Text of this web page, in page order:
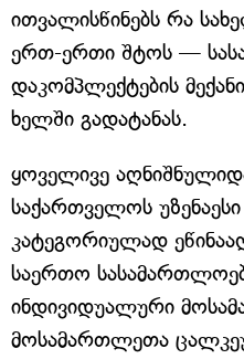
ითვალისწინებს რა
ერთ-ერთი შტოს —
დაკომპლექტების
ხელში გადატანას.
ყოველივე
საქართველოს
კატეგორიულად
საერთო
ინდივიდუალური
მოსამართლეთა